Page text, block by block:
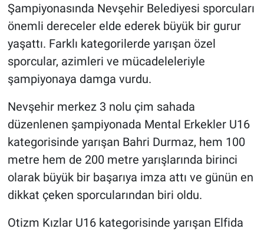
Şampiyonasında Nevşehir Belediyesi sporcuları
önemli dereceler elde ederek büyük bir gurur
yaşattı. Farklı kategorilerde yarışan özel
sporcular, azimleri ve mücadeleleriyle
şampiyonaya damga vurdu.
Nevşehir merkez 3 nolu çim sahada
düzenlenen şampiyonada Mental Erkekler U16
kategorisinde yarışan Bahri Durmaz, hem 100
metre hem de 200 metre yarışlarında birinci
olarak büyük bir başarıya imza attı ve günün en
dikkat çeken sporcularından biri oldu.
Otizm Kızlar U16 kategorisinde yarışan Elfida
Aksaray
Kırşehir
Yerel
Genel
Asayiş
Kültür - Sanat
Politika
Magazin